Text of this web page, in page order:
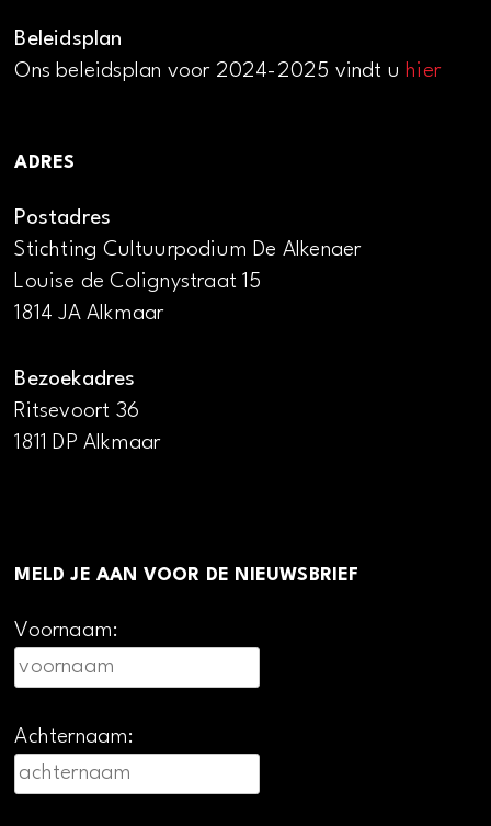
Beleidsplan
Ons beleidsplan voor 2024-2025 vindt uhier
ADRES
Postadres
Stichting Cultuurpodium De Alkenaer
Louise de Colignystraat 15
1814 JA Alkmaar
Bezoekadres
Ritsevoort 36
1811 DP Alkmaar
MELD JE AAN VOOR DE NIEUWSBRIEF
Voornaam:
Achternaam: